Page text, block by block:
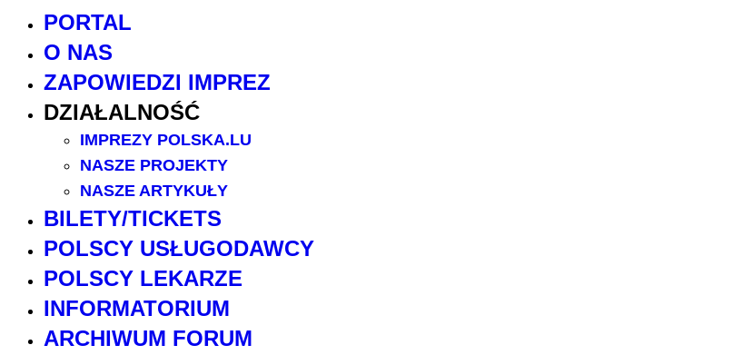
PORTAL
O NAS
ZAPOWIEDZI IMPREZ
DZIAŁALNOŚĆ
IMPREZY POLSKA.LU
NASZE PROJEKTY
NASZE ARTYKUŁY
BILETY/TICKETS
POLSCY USŁUGODAWCY
POLSCY LEKARZE
INFORMATORIUM
ARCHIWUM FORUM